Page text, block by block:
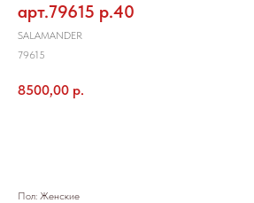
арт.79615 р.40
SALAMANDER
79615
8500,00 р.
Пол: Женские